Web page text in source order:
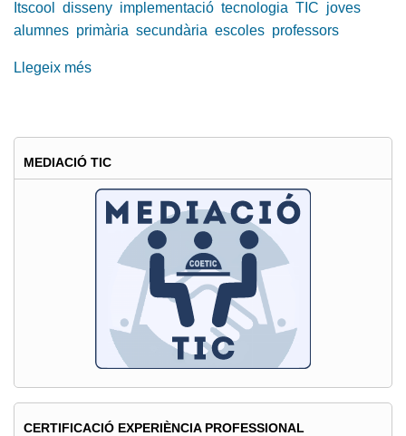
Itscool
disseny implementació tecnologia TIC joves
alumnes primària secundària escoles professors
Llegeix més
en
el
disseny
implementació
ITSCOOL
MEDIACIÓ TIC
CERTIFICACIÓ EXPERIÈNCIA PROFESSIONAL